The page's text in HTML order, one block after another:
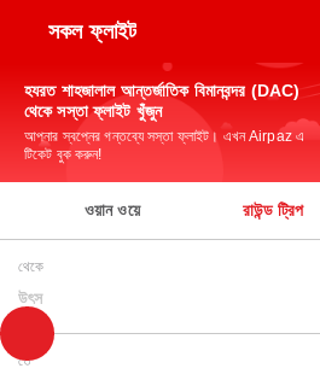
সকল ফ্লাইট
হযরত শাহজালাল আন্তর্জাতিক বিমানবন্দর (DAC)
থেকে সস্তা ফ্লাইট খুঁজুন
আপনার স্বপ্নের গন্তব্যে সস্তা ফ্লাইট। এখন Airpaz এ
টিকেট বুক করুন!
ওয়ান ওয়ে রাউন্ড ট্রিপ
থেকে
উৎস
তে